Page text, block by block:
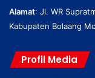
Alamat: Jl. WR
Kabupaten Bolaang
Profil Media